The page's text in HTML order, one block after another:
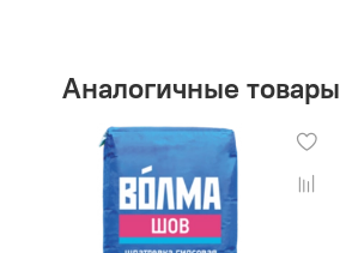
Аналогичные товары